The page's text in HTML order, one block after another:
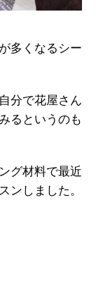
多くなるシー
分で花屋さん
るというのも
グ材料で最近
ンしました。